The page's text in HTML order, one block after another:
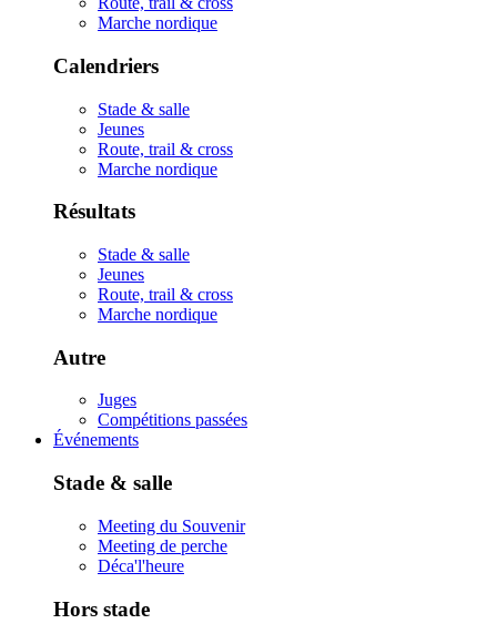
Marche nordique
Calendriers
Stade & salle
Jeunes
Route, trail & cross
Marche nordique
Résultats
Stade & salle
Jeunes
Route, trail & cross
Marche nordique
Autre
Juges
Compétitions passées
Événements
Stade & salle
Meeting du Souvenir
Meeting de perche
Déca'l'heure
Hors stade